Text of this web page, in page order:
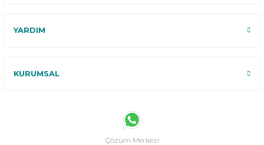
YARDIM
KURUMSAL
Çözüm Merkezi